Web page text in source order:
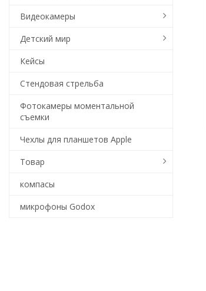
Видеокамеры
Детский мир
Кейсы
Стендовая стрельба
Фотокамеры моментальной
съемки
Чехлы для планшетов Apple
Товар
компасы
микрофоны Godox